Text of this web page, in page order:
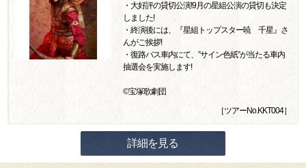
・大好評の貸切公演!9月の星組公演の貸切も決定
しました!
・終演後には、『星組トップスター暁 千星』さ
んがご挨拶!
・復路バス車内にて、”サイン色紙”が当たる車内
抽選会を実施します!
©宝塚歌劇団
［ツアーNo.KKT004］
詳細を見る